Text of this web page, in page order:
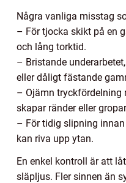
Några vanliga misstag
– För tjocka skikt på en
och lång torktid.
– Bristande
eller dåligt fästande
– Ojämn tryckfördelning
skapar ränder eller
– För tidig slipning
kan riva upp ytan.
En enkel kontroll är att
släpljus. Fler sinnen än